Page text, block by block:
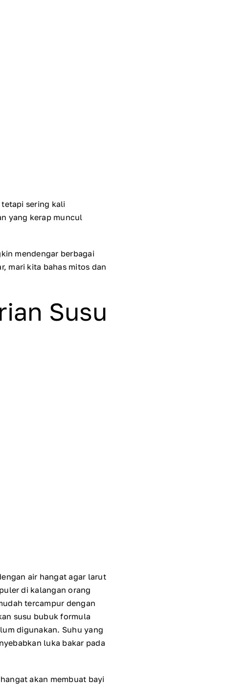
sering kali
yang kerap muncul
mendengar berbagai
mari kita bahas mitos dan
Susu
air hangat agar larut
di kalangan orang
tercampur dengan
susu bubuk formula
digunakan. Suhu yang
luka bakar pada
akan membuat bayi